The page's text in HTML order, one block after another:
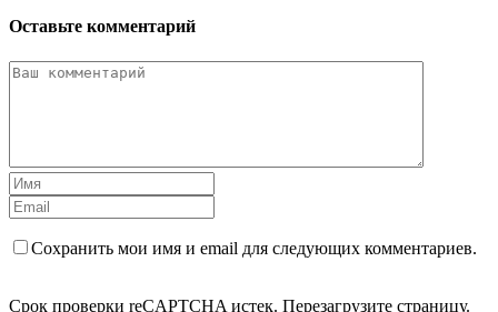
Оставьте комментарий
Сохранить мои имя и email для следующих комментариев.
Срок проверки reCAPTCHA истек. Перезагрузите страницу.